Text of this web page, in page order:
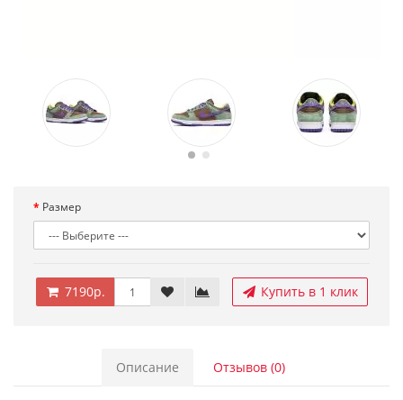
Размер
7190р. Купить в 1 клик
Описание Отзывов (0)